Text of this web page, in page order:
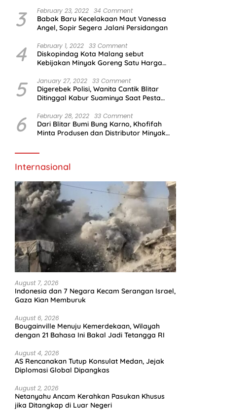
3 February 23, 2022 34 Comment
Babak Baru Kecelakaan Maut Vanessa
Angel, Sopir Segera Jalani Persidangan
4 February 1, 2022 33 Comment
Diskopindag Kota Malang sebut
Kebijakan Minyak Goreng Satu Harga
5 January 27, 2022 33 Comment
Digerebek Polisi, Wanita Cantik Blitar
Ditinggal Kabur Suaminya Saat Pesta
6 February 28, 2022 33 Comment
Dari Blitar Bumi Bung Karno, Khofifah
Minta Produsen dan Distributor Minyak
Internasional
August 7, 2026
Indonesia dan 7 Negara Kecam Serangan Israel,
Gaza Kian Memburuk
August 6, 2026
Bougainville Menuju Kemerdekaan, Wilayah
dengan 21 Bahasa Ini Bakal Jadi Tetangga RI
August 4, 2026
AS Rencanakan Tutup Konsulat Medan, Jejak
Diplomasi Global Dipangkas
August 2, 2026
Netanyahu Ancam Kerahkan Pasukan Khusus
jika Ditangkap di Luar Negeri